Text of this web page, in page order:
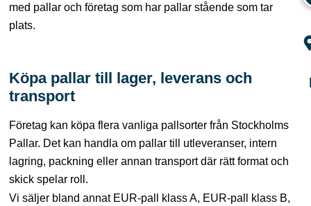
med pallar och företag som har pallar stående som tar
plats.
Köpa pallar till lager, leverans och
transport
Företag kan köpa flera vanliga pallsorter från Stockholms
Pallar. Det kan handla om pallar till utleveranser, intern
lagring, packning eller annan transport där rätt format och
skick spelar roll.
Vi säljer bland annat EUR-pall klass A, EUR-pall klass B,